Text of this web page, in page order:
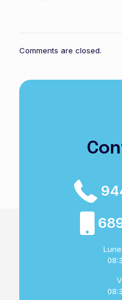
Comments are closed.